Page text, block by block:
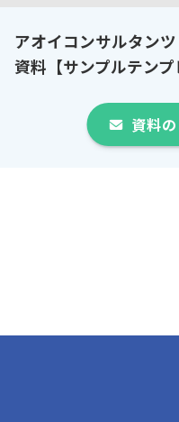
アオイコンサルタン
資料【サンプルテンプ
資料